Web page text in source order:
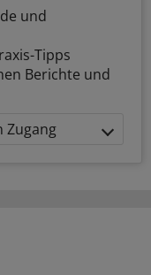
und
Tipps
Berichte und
Zugang